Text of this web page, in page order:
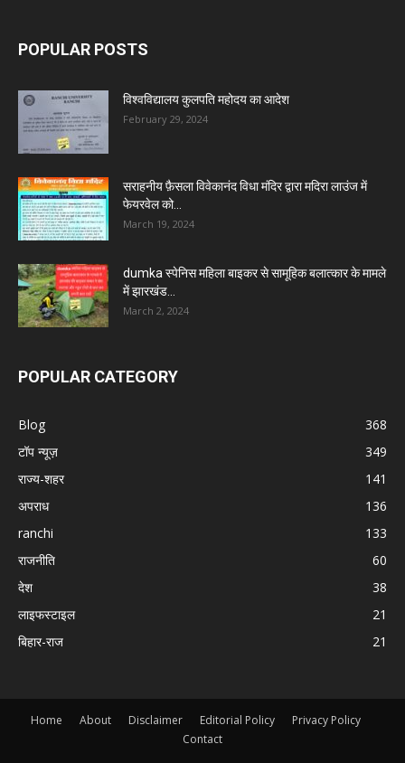
POPULAR POSTS
विश्वविद्यालय कुलपति महोदय का आदेश
February 29, 2024
सराहनीय फ़ैसला विवेकानंद विधा मंदिर द्वारा मदिरा लाउंज में
फेयरवेल को...
March 19, 2024
dumka स्पेनिस महिला बाइकर से सामूहिक बलात्कार के मामले
में झारखंड...
March 2, 2024
POPULAR CATEGORY
Blog
368
टॉप न्यूज़
349
राज्य-शहर
141
अपराध
136
ranchi
133
राजनीति
60
देश
38
लाइफस्टाइल
21
बिहार-राज
21
Home About Disclaimer Editorial Policy
Privacy Policy
Contact